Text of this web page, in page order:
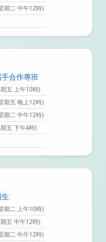
期二 中午12時)
合作專班
五 上午10時)
期五 晚上12時)
期二 中午12時)
五 下午4時)
期二 上午10時)
五 中午12時)
期二 中午12時)